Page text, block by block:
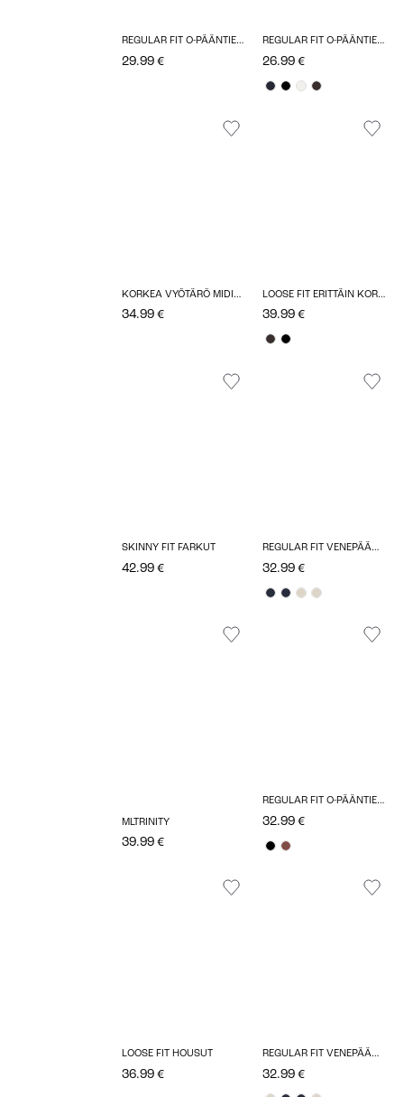
REGULAR FIT O-PÄÄNTIE TOPIT
29.99 €
REGULAR FIT O-PÄÄNTIE T-PAIDAT
26.99 €
KORKEA VYÖTÄRÖ MIDIHAME
34.99 €
LOOSE FIT ERITTÄIN KORKEA VYÖTÄRÖ JOUSTAVA YKSITYISKOHTA LEGGINGSIT
39.99 €
SKINNY FIT FARKUT
42.99 €
REGULAR FIT VENEPÄÄNTIE TOPIT
32.99 €
MLTRINITY
39.99 €
REGULAR FIT O-PÄÄNTIE TOPIT
32.99 €
LOOSE FIT HOUSUT
36.99 €
REGULAR FIT VENEPÄÄNTIE TOPIT
32.99 €